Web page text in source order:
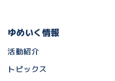
ゆめいく情報
活動紹介
トピックス